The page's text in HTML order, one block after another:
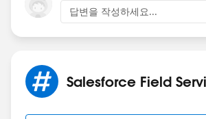
답변을 작성하세요...
Salesforce Field